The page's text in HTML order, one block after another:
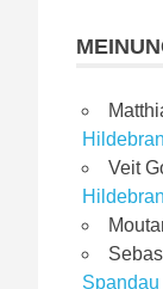
Veit
Spandau